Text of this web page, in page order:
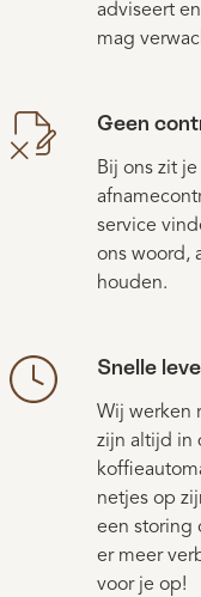
adviseert
mag
Geen
Bij ons zit
service
ons woord,
houden.
Snelle
Wij werken
zijn altijd in
netjes op
een storing
er meer
voor je op!